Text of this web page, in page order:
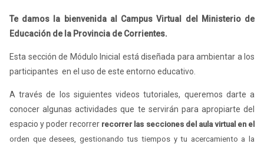
Te damos la bienvenida al Campus Virtual del Ministerio de
Educación de la Provincia de Corrientes.
Esta sección de Módulo Inicial está diseñada para ambientar a los
participantes en el uso de este entorno educativo.
A través de los siguientes videos tutoriales, queremos darte a
conocer algunas actividades que te servirán para apropiarte del
espacio y poder recorrer recorrer las secciones del aula virtual en el
orden que desees, gestionando tus tiempos y tu acercamiento a la